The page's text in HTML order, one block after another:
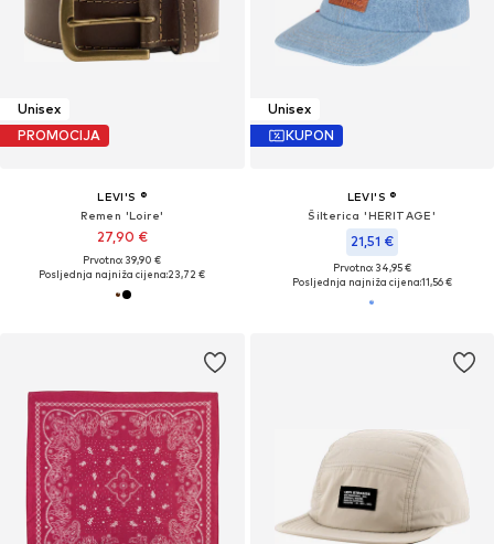
Unisex
PROMOCIJA
LEVI'S ®
Remen 'Loire'
27,90 €
Prvotno: 39,90 €
Posljednja najniža cijena:23,72 €
Unisex
KUPON
LEVI'S ®
Šilterica 'HERITAGE'
21,51 €
Prvotno: 34,95 €
Posljednja najniža cijena:11,56 €